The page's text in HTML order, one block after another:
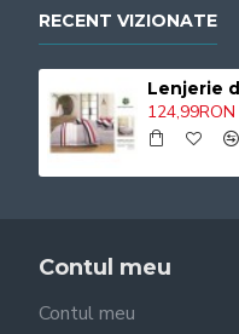
RECENT VIZIONATE
124,99RON
Contul meu
Contul meu